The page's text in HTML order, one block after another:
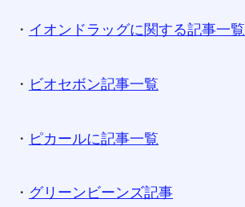
・ イオンドラッグに関する記事一覧
・ ビオセボン記事一覧
・ ピカールに記事一覧
・ グリーンビーンズ記事